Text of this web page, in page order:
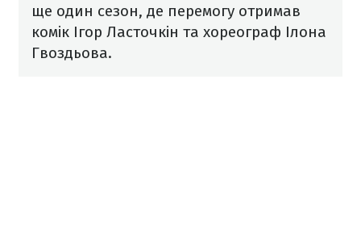
ще один сезон, де перемогу отримав
комік Ігор Ласточкін та хореограф Ілона
Гвоздьова.